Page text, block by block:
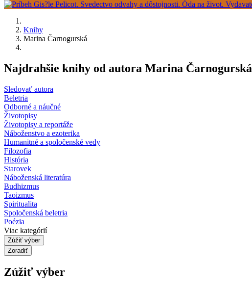
Knihy
Marina Čarnogurská
Najdrahšie knihy od autora Marina Čarnogurská
Sledovať autora
Beletria
Odborné a náučné
Životopisy
Životopisy a reportáže
Náboženstvo a ezoterika
Humanitné a spoločenské vedy
Filozofia
História
Starovek
Náboženská literatúra
Budhizmus
Taoizmus
Spiritualita
Spoločenská beletria
Poézia
Viac kategórií
Zúžiť výber
Zoradiť
Zúžiť výber